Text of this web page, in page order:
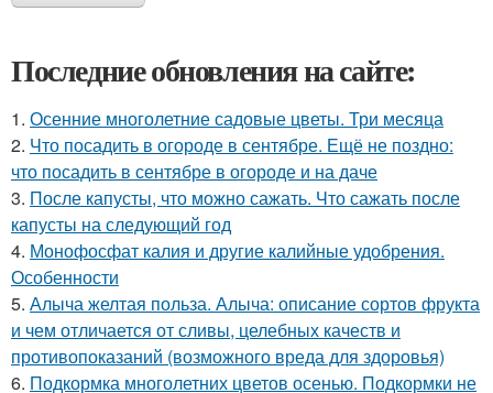
Последние обновления на сайте:
1. Осенние многолетние садовые цветы. Три месяца
2. Что посадить в огороде в сентябре. Ещё не поздно:
что посадить в сентябре в огороде и на даче
3. После капусты, что можно сажать. Что сажать после
капусты на следующий год
4. Монофосфат калия и другие калийные удобрения.
Особенности
5. Алыча желтая польза. Алыча: описание сортов фрукта
и чем отличается от сливы, целебных качеств и
противопоказаний (возможного вреда для здоровья)
6. Подкормка многолетних цветов осенью. Подкормки не